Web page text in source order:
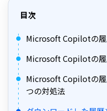
目次
Microsoft Copilotの
Microsoft Copilotの履
Microsoft Copilotの
つの対処法